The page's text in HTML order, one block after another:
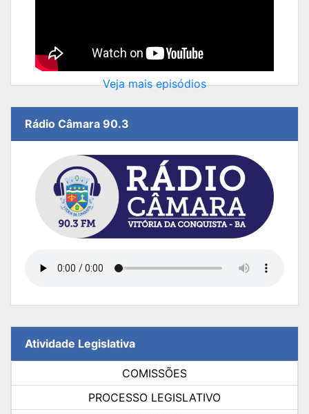
Veja mais episódios
Rádio Câmara 90.3
Atividade Legislativa
COMISSÕES
PROCESSO LEGISLATIVO